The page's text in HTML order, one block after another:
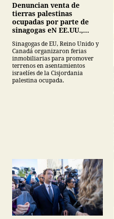
Denuncian venta de
tierras palestinas
ocupadas por parte de
sinagogas eN EE.UU.,
Sinagogas de EU, Reino Unido y
Canadá organizaron ferias
inmobiliarias para promover
terrenos en asentamientos
israelíes de la Cisjordania
palestina ocupada.